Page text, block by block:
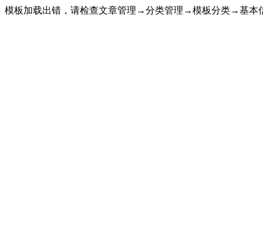
模板加载出错，请检查文章管理→分类管理→模板分类→基本